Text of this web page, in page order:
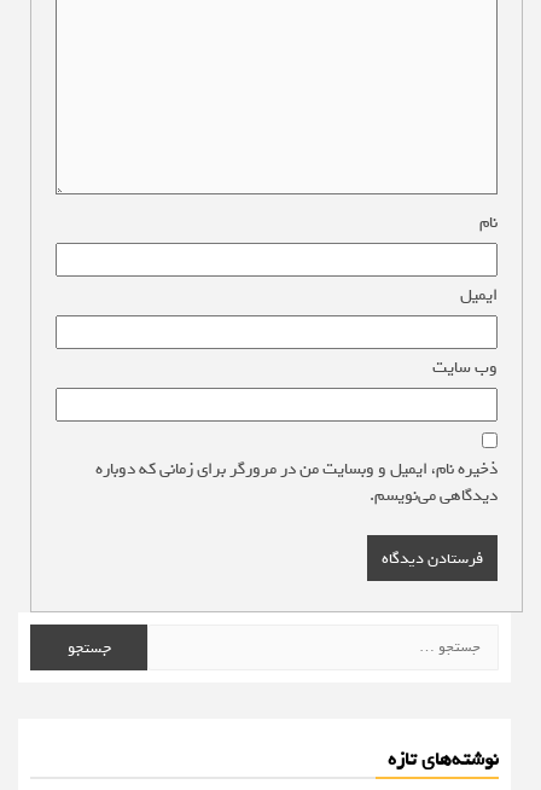
نام
ایمیل
وب‌ سایت
ذخیره نام، ایمیل و وبسایت من در مرورگر برای زمانی که دوباره
دیدگاهی می‌نویسم.
برای:
نوشته‌های تازه